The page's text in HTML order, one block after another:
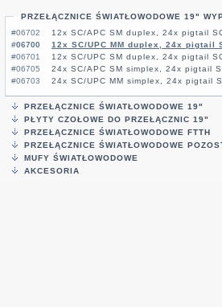
PRZEŁĄCZNICE ŚWIATŁOWODOWE 19"
#06702
12x SC/APC SM duplex, 24x pigtail
#06700
12x SC/UPC MM duplex, 24x pigtail
#06701
12x SC/UPC SM duplex, 24x pigtail
#06705
24x SC/APC SM simplex, 24x pigtail
#06703
24x SC/UPC MM simplex, 24x pigtail
PRZEŁĄCZNICE ŚWIATŁOWODOWE 19"
PŁYTY CZOŁOWE DO PRZEŁĄCZNIC 19"
PRZEŁĄCZNICE ŚWIATŁOWODOWE FTTH
PRZEŁĄCZNICE ŚWIATŁOWODOWE
MUFY ŚWIATŁOWODOWE
AKCESORIA